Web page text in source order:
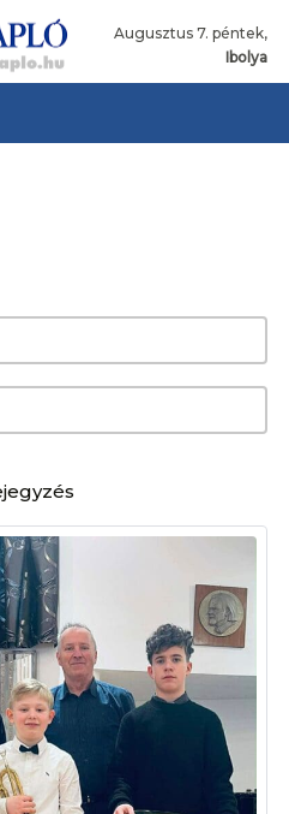
Augusztus 7. péntek,
Ibolya